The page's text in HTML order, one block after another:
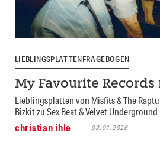
LIEBLINGSPLATTENFRAGEBOGEN
My Favourite Records
Lieblingsplatten von Misfits & The
Bizkit zu Sex Beat & Velvet Underground
christian ihle
02.01.2026